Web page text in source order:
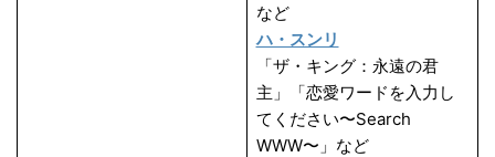
など
ハ・スンリ
「ザ・キング：永遠の君
主」「恋愛ワードを入力し
てください〜Search
WWW〜」など